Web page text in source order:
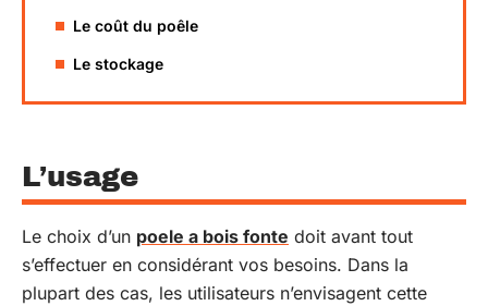
Le coût du poêle
Le stockage
L’usage
Le choix d’un poele a bois fonte doit avant tout
s’effectuer en considérant vos besoins. Dans la
plupart des cas, les utilisateurs n’envisagent cette